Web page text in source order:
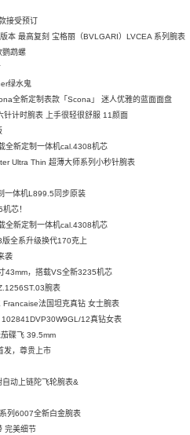
接受预订
本 最高复刻 宝格丽（BVLGARI）LVCEA 系列腕表
鹦鹉螺
绿水鬼
全新定制表款「Scona」 迷人优雅的蓝面面盘
针计时腕表 上手很轻很舒服 11颜面
全新定制一体机cal.4308机芯
Ultra Thin 超薄大师系列小秒针腕表
一体机L899.5同步原装
芯！
全新定制一体机cal.4308机芯
全系升级换代170克上
袭
43mm，搭载VS全新3235机芯
腕表
法国坦克真钻 女士腕表
12真钻女表
碟飞 39.5mm
发，尊贵上市
动上链陀飞轮腕表&
列6007全新白金腕表
完美细节